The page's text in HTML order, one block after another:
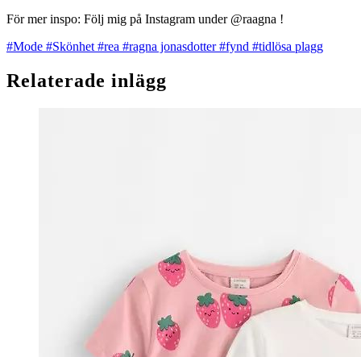
För mer inspo: Följ mig på Instagram under @raagna !
#Mode #Skönhet #rea #ragna jonasdotter#fynd #tidlösa plagg
Relaterade inlägg